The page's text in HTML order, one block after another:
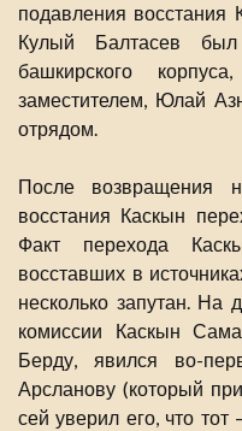
подавления
Кулый Балтасев был
башкирского
заместителем, Юлай
отрядом.
После возвращения
восстания Каскын
Факт перехода
восставших в
несколько запутан. На
комиссии Каскын
Берду, явился во-
Арсланову (который
сей уверил его, что